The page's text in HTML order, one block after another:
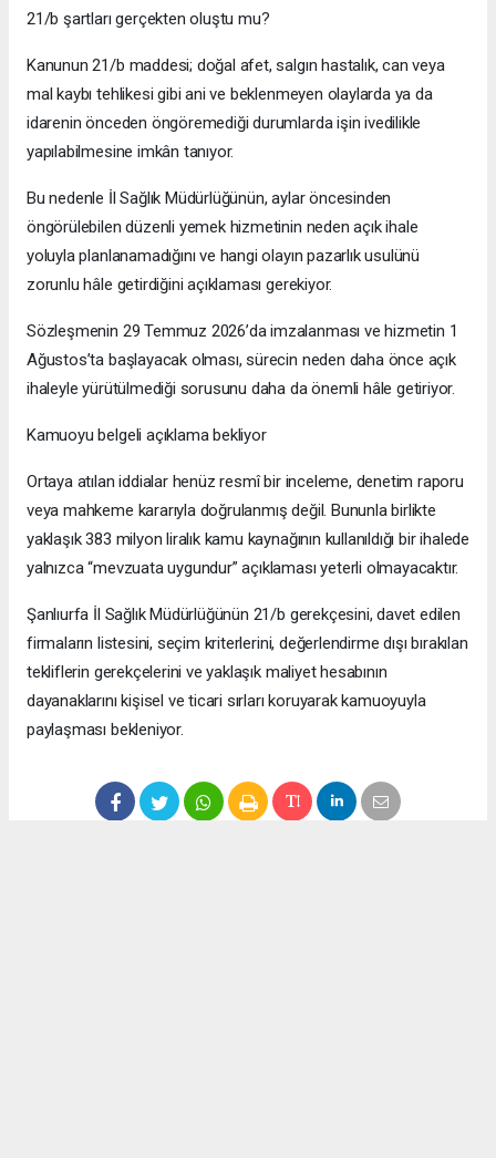
21/b şartları gerçekten oluştu mu?
Kanunun 21/b maddesi; doğal afet, salgın hastalık, can veya
mal kaybı tehlikesi gibi ani ve beklenmeyen olaylarda ya da
idarenin önceden öngöremediği durumlarda işin ivedilikle
yapılabilmesine imkân tanıyor.
Bu nedenle İl Sağlık Müdürlüğünün, aylar öncesinden
öngörülebilen düzenli yemek hizmetinin neden açık ihale
yoluyla planlanamadığını ve hangi olayın pazarlık usulünü
zorunlu hâle getirdiğini açıklaması gerekiyor.
Sözleşmenin 29 Temmuz 2026’da imzalanması ve hizmetin 1
Ağustos’ta başlayacak olması, sürecin neden daha önce açık
ihaleyle yürütülmediği sorusunu daha da önemli hâle getiriyor.
Kamuoyu belgeli açıklama bekliyor
Ortaya atılan iddialar henüz resmî bir inceleme, denetim raporu
veya mahkeme kararıyla doğrulanmış değil. Bununla birlikte
yaklaşık 383 milyon liralık kamu kaynağının kullanıldığı bir ihalede
yalnızca “mevzuata uygundur” açıklaması yeterli olmayacaktır.
Şanlıurfa İl Sağlık Müdürlüğünün 21/b gerekçesini, davet edilen
firmaların listesini, seçim kriterlerini, değerlendirme dışı bırakılan
tekliflerin gerekçelerini ve yaklaşık maliyet hesabının
dayanaklarını kişisel ve ticari sırları koruyarak kamuoyuyla
paylaşması bekleniyor.